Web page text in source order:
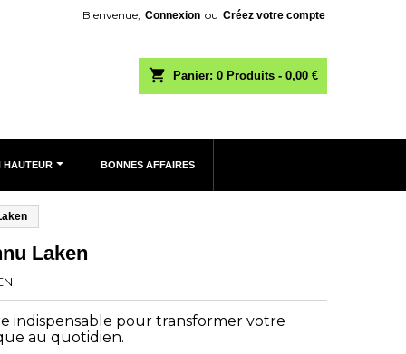
Bienvenue, Connexion ou Créez votre compte
shopping_cart Panier: 0 Produits - 0,00 €
HAUTEUR BONNES AFFAIRES
Laken
indispensable pour transformer votre
au quotidien.